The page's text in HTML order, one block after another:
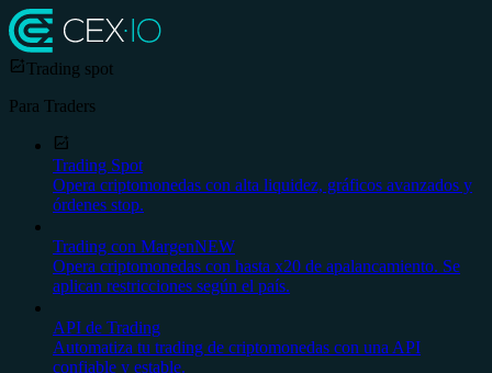
Trading spot
Para Traders
Trading Spot
Opera criptomonedas con alta liquidez, gráficos avanzados y
órdenes stop.
Trading con MargenNEW
Opera criptomonedas con hasta x20 de apalancamiento. Se
aplican restricciones según el país.
API de Trading
Automatiza tu trading de criptomonedas con una API
confiable y estable.